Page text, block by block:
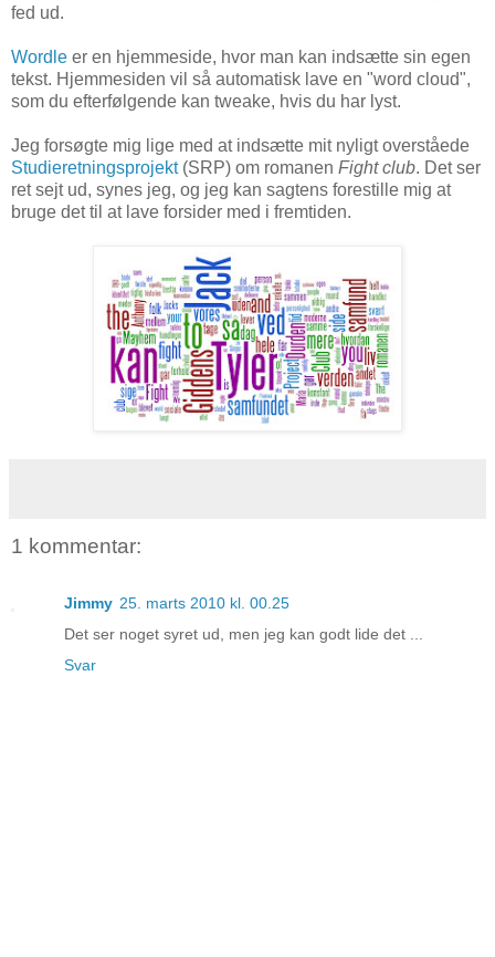
fed ud.
Wordle er en hjemmeside, hvor man kan indsætte sin egen
tekst. Hjemmesiden vil så automatisk lave en "word cloud",
som du efterfølgende kan tweake, hvis du har lyst.
Jeg forsøgte mig lige med at indsætte mit nyligt overståede
Studieretningsprojekt(SRP) om romanen Fight club. Det ser
ret sejt ud, synes jeg, og jeg kan sagtens forestille mig at
bruge det til at lave forsider med i fremtiden.
1 kommentar:
Jimmy 25. marts 2010 kl. 00.25
Det ser noget syret ud, men jeg kan godt lide det ...
Svar